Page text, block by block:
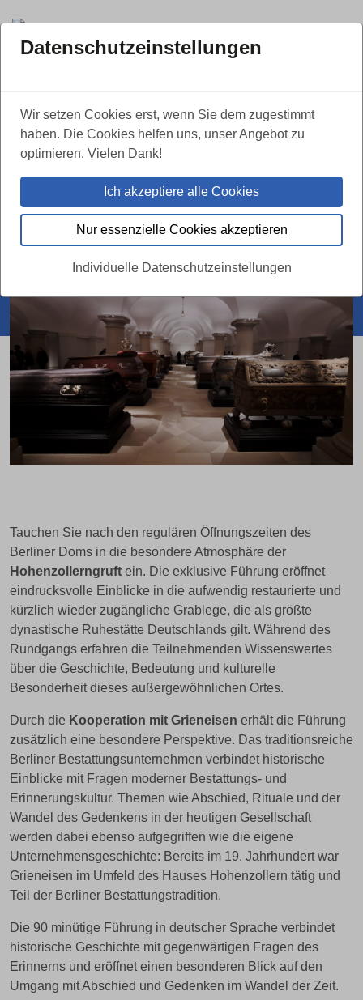
VERANSTALTUNGSHINWEIS
Exklusivführung durch die
Hohenzollerngruft
14.10.2026 Hohenzollerngruft - Berliner Dom
Tauchen Sie nach den regulären Öffnungszeiten des
Berliner Doms in die besondere Atmosphäre der
Hohenzollerngruft ein. Die exklusive Führung eröffnet
eindrucksvolle Einblicke in die aufwendig restaurierte und
kürzlich wieder zugängliche Grablege, die als größte
dynastische Ruhestätte Deutschlands gilt. Während des
Rundgangs erfahren die Teilnehmenden Wissenswertes
über die Geschichte, Bedeutung und kulturelle
Besonderheit dieses außergewöhnlichen Ortes.
Durch die Kooperation mit Grieneisen erhält die Führung
zusätzlich eine besondere Perspektive. Das traditionsreiche
Berliner Bestattungsunternehmen verbindet historische
Einblicke mit Fragen moderner Bestattungs- und
Erinnerungskultur. Themen wie Abschied, Rituale und der
Wandel des Gedenkens in der heutigen Gesellschaft
werden dabei ebenso aufgegriffen wie die eigene
Unternehmensgeschichte: Bereits im 19. Jahrhundert war
Grieneisen im Umfeld des Hauses Hohenzollern tätig und
Teil der Berliner Bestattungstradition.
Die 90 minütige Führung in deutscher Sprache verbindet
historische Geschichte mit gegenwärtigen Fragen des
Erinnerns und eröffnet einen besonderen Blick auf den
Umgang mit Abschied und Gedenken im Wandel der Zeit.
Datenschutzeinstellungen
Wir setzen Cookies erst, wenn Sie dem zugestimmt
haben. Die Cookies helfen uns, unser Angebot zu
optimieren. Vielen Dank!
Ich akzeptiere alle Cookies
Nur essenzielle Cookies akzeptieren
Individuelle Datenschutzeinstellungen